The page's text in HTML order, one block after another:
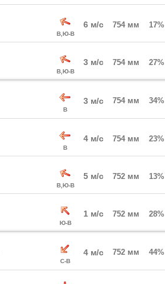
В,Ю-В
6 м/с 754 мм 17%
В,Ю-В
3 м/с 754 мм 27%
В
3 м/с 754 мм 34%
В
4 м/с 754 мм 23%
В,Ю-В
5 м/с 752 мм 13%
Ю-В
1 м/с 752 мм 28%
С-В
4 м/с 752 мм 44%